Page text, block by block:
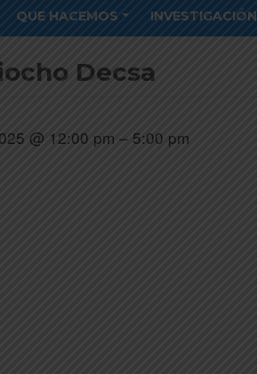
QUE HACEMOS INVESTIGACIÓN
Decsa
@ 12:00 pm – 5:00 pm